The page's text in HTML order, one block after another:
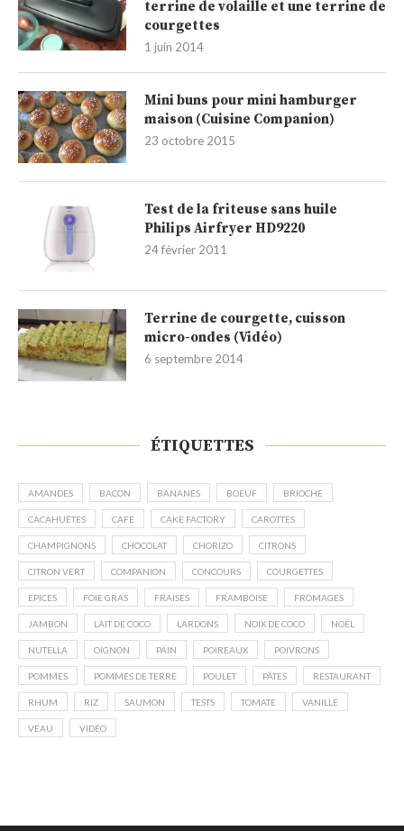
terrine de volaille et une terrine de
courgettes
1 juin 2014
Mini buns pour mini hamburger
maison (Cuisine Companion)
23 octobre 2015
Test de la friteuse sans huile
Philips Airfryer HD9220
24 février 2011
Terrine de courgette, cuisson
micro-ondes (Vidéo)
6 septembre 2014
ÉTIQUETTES
AMANDES BACON BANANES BOEUF BRIOCHE
CACAHUÈTES CAFÉ CAKE FACTORY CAROTTES
CHAMPIGNONS CHOCOLAT CHORIZO CITRONS
CITRON VERT COMPANION CONCOURS COURGETTES
EPICES FOIE GRAS FRAISES FRAMBOISE FROMAGES
JAMBON LAIT DE COCO LARDONS NOIX DE COCO NOËL
NUTELLA OIGNON PAIN POIREAUX POIVRONS
POMMES POMMES DE TERRE POULET PÂTES RESTAURANT
RHUM RIZ SAUMON TESTS TOMATE VANILLE
VEAU VIDÉO